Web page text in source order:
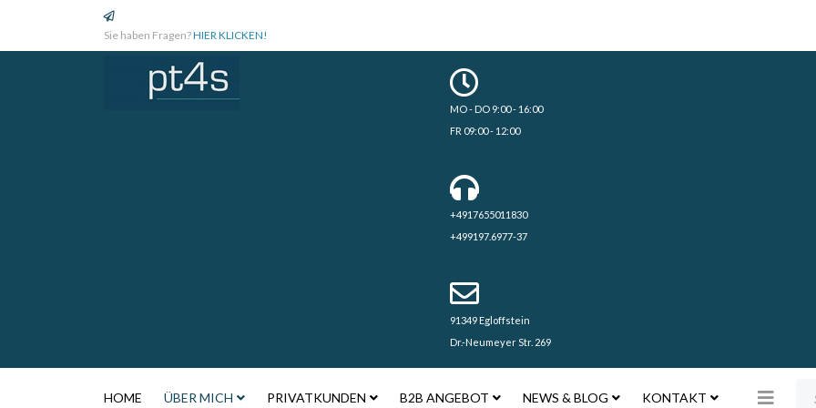
Sie haben Fragen?HIER KLICKEN!
MO - DO 9:00 - 16:00
FR 09:00 - 12:00
+4917655011830
+499197.6977-37
91349 Egloffstein
Dr.-Neumeyer Str. 269
HOME ÜBER MICH PRIVATKUNDEN B2B ANGEBOT NEWS & BLOG KONTAKT